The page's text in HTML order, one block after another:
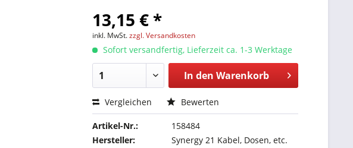
13,15 € *
inkl. MwSt.zzgl. Versandkosten
Sofort versandfertig, Lieferzeit ca. 1-3 Werktage
In den Warenkorb
Vergleichen Bewerten
Artikel-Nr.:
158484
Hersteller:
Synergy 21 Kabel, Dosen, etc.